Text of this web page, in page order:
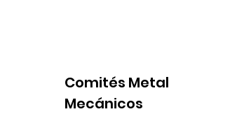
Comités Metal
Mecánicos